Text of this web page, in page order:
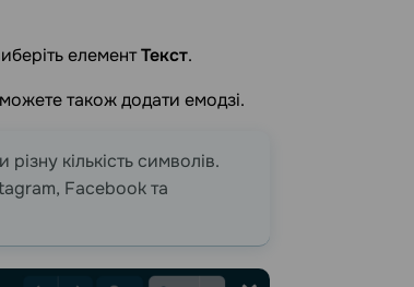
елементТекст.
також додати емодзі.
кількість символів.
Facebook та